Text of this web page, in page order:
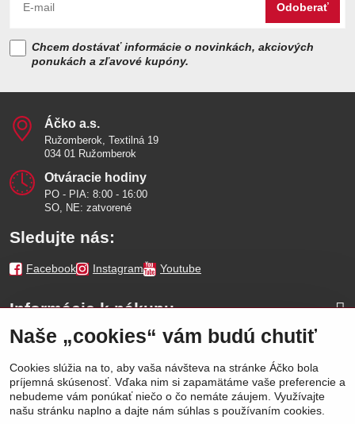
Odoberať
Chcem dostávať informácie o novinkách, akciových
ponukách a zľavové kupóny.
Áčko a​.s​.
Ružomberok, Textilná 19
034 01 Ružomberok
Otváracie hodiny
PO - PIA: 8:00 - 16:00
SO, NE: zatvorené
Sledujte nás:
Facebook Instagram Youtube
Informácie k nákupu
Naše značky
Výhody
Naše „cookies“ vám budú chutiť
Cookies slúžia na to, aby vaša návšteva na stránke Áčko bola
príjemná skúsenosť. Vďaka nim si zapamätáme vaše preferencie a
nebudeme vám ponúkať niečo o čo nemáte záujem. Využívajte
našu stránku naplno a dajte nám súhlas s používaním cookies.